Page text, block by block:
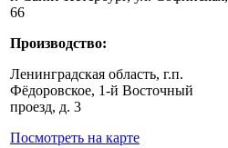
66
Производство:
Ленинградская область, г.п.
Фёдоровское, 1-й Восточный
проезд, д. 3
Посмотреть на карте